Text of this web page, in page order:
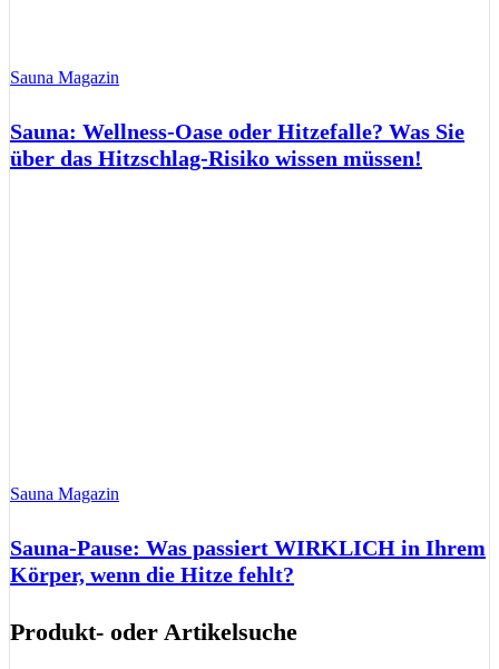
Sauna Magazin
Sauna: Wellness-Oase oder Hitzefalle? Was Sie
über das Hitzschlag-Risiko wissen müssen!
Sauna Magazin
Sauna-Pause: Was passiert WIRKLICH in Ihrem
Körper, wenn die Hitze fehlt?
Produkt- oder Artikelsuche